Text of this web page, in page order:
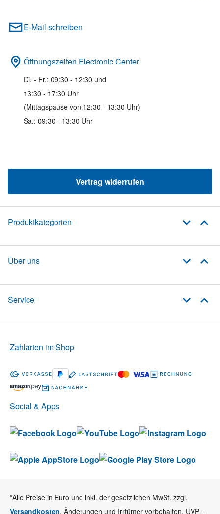
E-Mail schreiben
Öffnungszeiten Electronic Center
Di. - Fr.: 09:30 - 12:30 und
13:30 - 17:30 Uhr
(Mittagspause von 12:30 - 13:30 Uhr)
Sa.: 09:30 - 13:30 Uhr
Vertrag widerrufen
Produktkategorien
Über uns
Service
Social & Apps
Zahlarten im Shop
*Alle Preise in Euro und inkl. der gesetzlichen MwSt. zzgl.
Versandkosten. Änderungen und Irrtümer vorbehalten. UVP =